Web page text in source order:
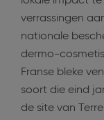
verrassingen
nationale
dermo-
Franse bleke
soort die eind
de site van